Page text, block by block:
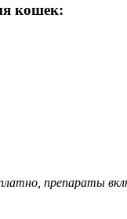
кошек:
препараты